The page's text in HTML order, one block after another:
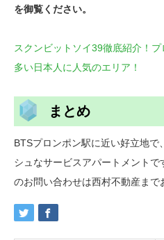
を御覧ください。
スクンビットソイ39徹底紹介！
多い日本人に人気のエリア！
まとめ
BTSプロンポン駅に近い好立地で
シュなサービスアパートメント
のお問い合わせは西村不動産まで